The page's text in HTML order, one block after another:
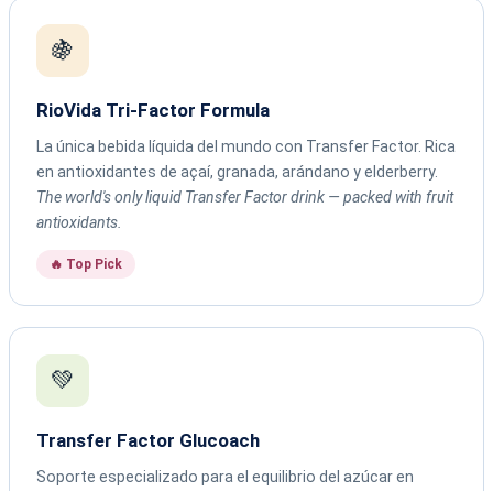
🍇
RioVida Tri-Factor Formula
La única bebida líquida del mundo con Transfer Factor. Rica
en antioxidantes de açaí, granada, arándano y elderberry.
The world's only liquid Transfer Factor drink — packed with fruit
antioxidants.
🔥 Top Pick
💚
Transfer Factor Glucoach
Soporte especializado para el equilibrio del azúcar en